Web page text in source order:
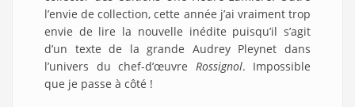
l’envie de collection, cette année j’ai vraiment trop
envie de lire la nouvelle inédite puisqu’il s’agit
d’un texte de la grande Audrey Pleynet dans
l’univers du chef-d’œuvre Rossignol. Impossible
que je passe à côté !